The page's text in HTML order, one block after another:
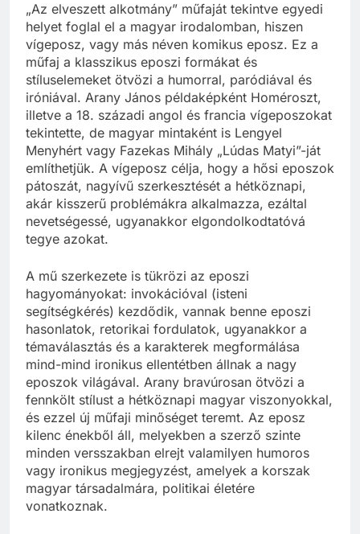
„Az elveszett alkotmány” műfaját tekintve egyedi
helyet foglal el a magyar irodalomban, hiszen
vígeposz, vagy más néven komikus eposz. Ez a
műfaj a klasszikus eposzi formákat és
stíluselemeket ötvözi a humorral, paródiával és
iróniával. Arany János példaképként Homéroszt,
illetve a 18. századi angol és francia vígeposzokat
tekintette, de magyar mintaként is Lengyel
Menyhért vagy Fazekas Mihály „Lúdas Matyi”-ját
említhetjük. A vígeposz célja, hogy a hősi eposzok
pátoszát, nagyívű szerkesztését a hétköznapi,
akár kisszerű problémákra alkalmazza, ezáltal
nevetségessé, ugyanakkor elgondolkodtatóvá
tegye azokat.
A mű szerkezete is tükrözi az eposzi
hagyományokat: invokációval (isteni
segítségkérés) kezdődik, vannak benne eposzi
hasonlatok, retorikai fordulatok, ugyanakkor a
témaválasztás és a karakterek megformálása
mind-mind ironikus ellentétben állnak a nagy
eposzok világával. Arany bravúrosan ötvözi a
fennkölt stílust a hétköznapi magyar viszonyokkal,
és ezzel új műfaji minőséget teremt. Az eposz
kilenc énekből áll, melyekben a szerző szinte
minden versszakban elrejt valamilyen humoros
vagy ironikus megjegyzést, amelyek a korszak
magyar társadalmára, politikai életére
vonatkoznak.